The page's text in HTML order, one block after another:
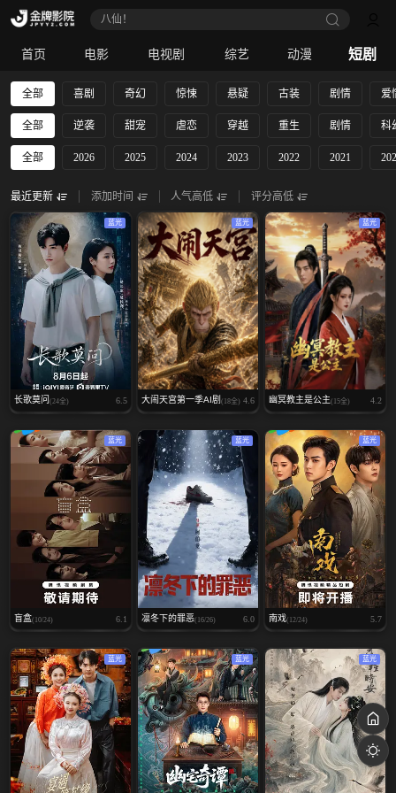
八仙！
首页 电影 电视剧 综艺 动漫 短剧
全部 喜剧 奇幻 惊悚 悬疑 古装 剧情 爱
全部 逆袭 甜宠 虐恋 穿越 重生 剧情 科
全部 2026 2025 2024 2023 2022 2021
最近更新 添加时间 人气高低 评分高低
蓝光
长歌莫问 (24全) 6.5
蓝光
大闹天宫第一季AI剧 (18全) 4.6
蓝光
幽冥教主是公主(15全) 4.2
蓝光
盲盒(10/24) 6.1
蓝光
凛冬下的罪恶(16/26) 6.0
蓝光
南戏(12/24) 5.7
蓝光 蓝光 蓝光